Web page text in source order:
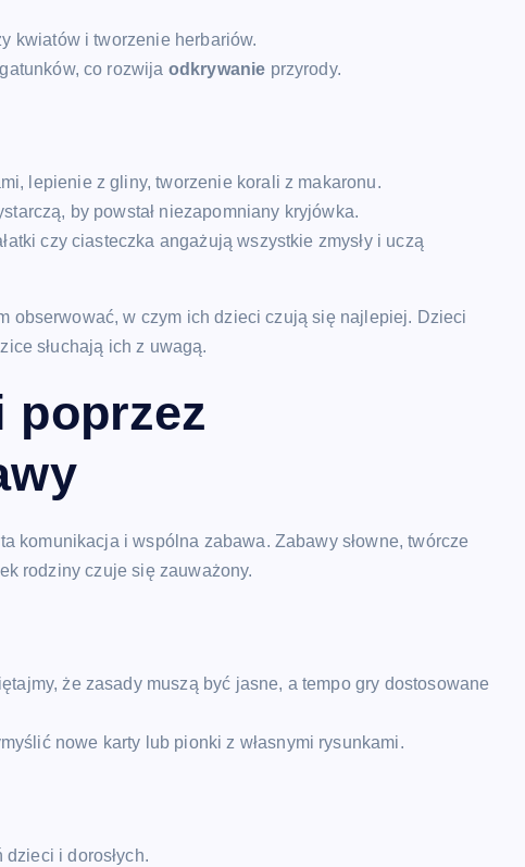
kwiatów i tworzenie herbariów.
co rozwija odkrywanie przyrody.
lepienie z gliny, tworzenie korali z makaronu.
by powstał niezapomniany kryjówka.
czy ciasteczka angażują wszystkie zmysły i uczą
obserwować, w czym ich dzieci czują się najlepiej. Dzieci
słuchają ich z uwagą.
poprzez
komunikacja i wspólna zabawa. Zabawy słowne, twórcze
rodziny czuje się zauważony.
że zasady muszą być jasne, a tempo gry dostosowane
nowe karty lub pionki z własnymi rysunkami.
i dorosłych.